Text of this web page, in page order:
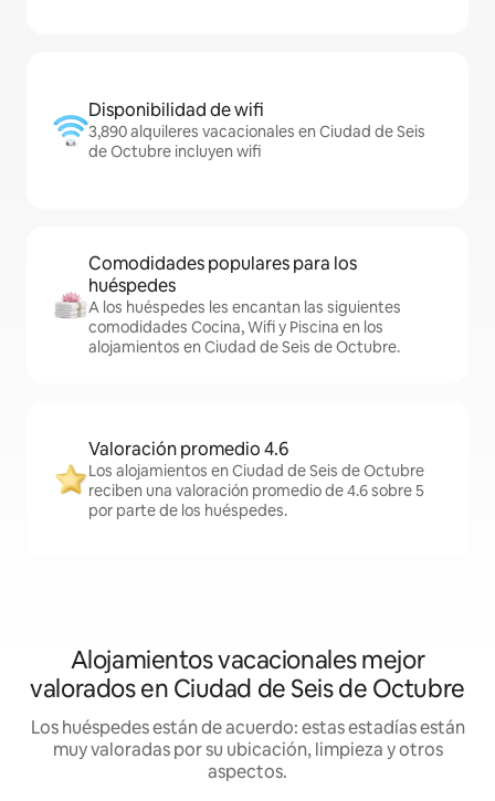
Disponibilidad de wifi
3,890 alquileres vacacionales en Ciudad de Seis
de Octubre incluyen wifi
Comodidades populares para los
huéspedes
A los huéspedes les encantan las siguientes
comodidades Cocina, Wifi y Piscina en los
alojamientos en Ciudad de Seis de Octubre.
Valoración promedio 4.6
Los alojamientos en Ciudad de Seis de Octubre
reciben una valoración promedio de 4.6 sobre 5
por parte de los huéspedes.
Alojamientos vacacionales mejor
valorados en Ciudad de Seis de Octubre
Los huéspedes están de acuerdo: estas estadías están
muy valoradas por su ubicación, limpieza y otros
aspectos.